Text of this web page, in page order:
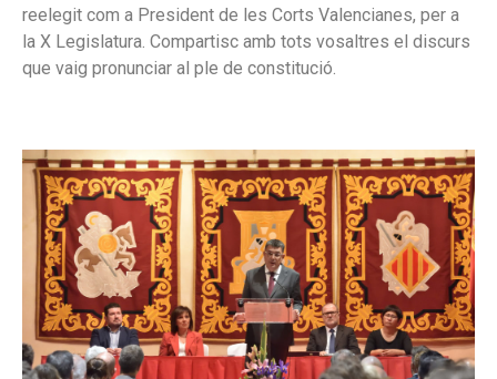
reelegit com a President de les Corts Valencianes, per a
la X Legislatura. Compartisc amb tots vosaltres el discurs
que vaig pronunciar al ple de constitució.